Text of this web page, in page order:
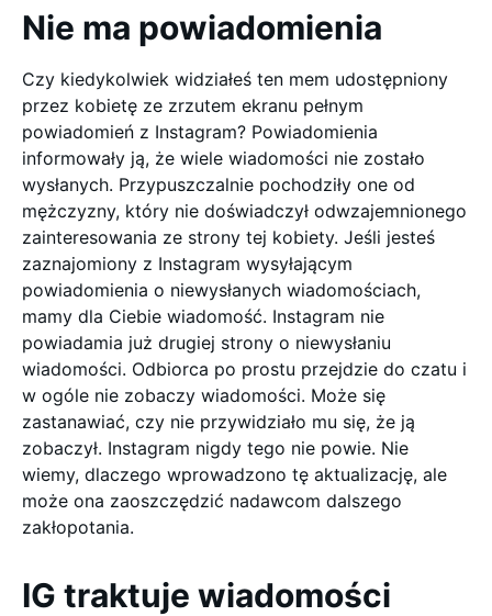
Nie ma powiadomienia
Czy kiedykolwiek widziałeś ten mem udostępniony
przez kobietę ze zrzutem ekranu pełnym
powiadomień z Instagram? Powiadomienia
informowały ją, że wiele wiadomości nie zostało
wysłanych. Przypuszczalnie pochodziły one od
mężczyzny, który nie doświadczył odwzajemnionego
zainteresowania ze strony tej kobiety. Jeśli jesteś
zaznajomiony z Instagram wysyłającym
powiadomienia o niewysłanych wiadomościach,
mamy dla Ciebie wiadomość. Instagram nie
powiadamia już drugiej strony o niewysłaniu
wiadomości. Odbiorca po prostu przejdzie do czatu i
w ogóle nie zobaczy wiadomości. Może się
zastanawiać, czy nie przywidziało mu się, że ją
zobaczył. Instagram nigdy tego nie powie. Nie
wiemy, dlaczego wprowadzono tę aktualizację, ale
może ona zaoszczędzić nadawcom dalszego
zakłopotania.
IG traktuje wiadomości